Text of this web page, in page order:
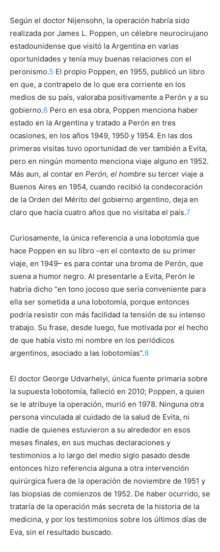
Según el doctor Nijensohn, la operación habría sido
realizada por James L. Poppen, un célebre neurocirujano
estadounidense que visitó la Argentina en varias
oportunidades y tenía muy buenas relaciones con el
peronismo.5 El propio Poppen, en 1955, publicó un libro
en que, a contrapelo de lo que era corriente en los
medios de su país, valoraba positivamente a Perón y a su
gobierno.6 Pero en esa obra, Poppen menciona haber
estado en la Argentina y tratado a Perón en tres
ocasiones, en los años 1949, 1950 y 1954. En las dos
primeras visitas tuvo oportunidad de ver también a Evita,
pero en ningún momento menciona viaje alguno en 1952.
Más aun, al contar en Perón, el hombre su tercer viaje a
Buenos Aires en 1954, cuando recibió la condecoración
de la Orden del Mérito del gobierno argentino, deja en
claro que hacía cuatro años que no visitaba el país.7
Curiosamente, la única referencia a una lobotomía que
hace Poppen en su libro –en el contexto de su primer
viaje, en 1949– es para contar una broma de Perón, que
suena a humor negro. Al presentarle a Evita, Perón le
habría dicho “en tono jocoso que sería conveniente para
ella ser sometida a una lobotomía, porque entonces
podría resistir con más facilidad la tensión de su intenso
trabajo. Su frase, desde luego, fue motivada por el hecho
de que había visto mi nombre en los periódicos
argentinos, asociado a las lobotomías”.8
El doctor George Udvarhelyi, única fuente primaria sobre
la supuesta lobotomía, falleció en 2010; Poppen, a quien
se le atribuye la operación, murió en 1978. Ninguna otra
persona vinculada al cuidado de la salud de Evita, ni
nadie de quienes estuvieron a su alrededor en esos
meses finales, en sus muchas declaraciones y
testimonios a lo largo del medio siglo pasado desde
entonces hizo referencia alguna a otra intervención
quirúrgica fuera de la operación de noviembre de 1951 y
las biopsias de comienzos de 1952. De haber ocurrido, se
trataría de la operación más secreta de la historia de la
medicina, y por los testimonios sobre los últimos días de
Eva, sin el resultado buscado.